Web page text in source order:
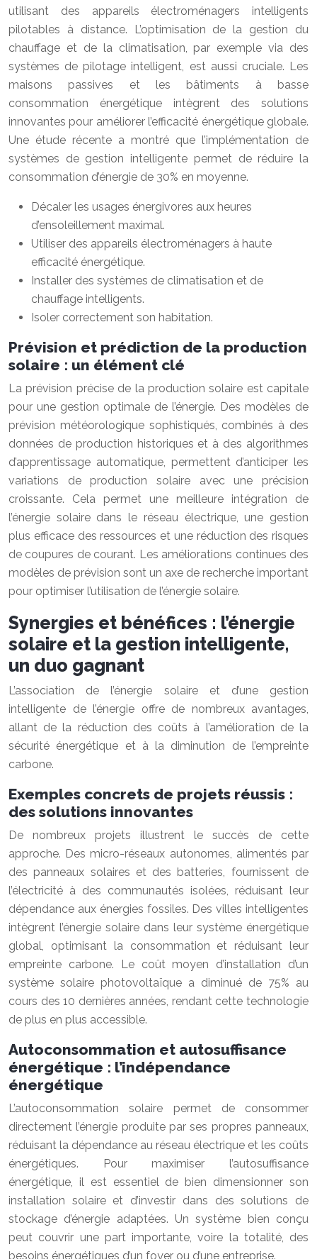
utilisant des appareils électroménagers intelligents
pilotables à distance. L’optimisation de la gestion du
chauffage et de la climatisation, par exemple via des
systèmes de pilotage intelligent, est aussi cruciale. Les
maisons passives et les bâtiments à basse
consommation énergétique intègrent des solutions
innovantes pour améliorer l’efficacité énergétique globale.
Une étude récente a montré que l’implémentation de
systèmes de gestion intelligente permet de réduire la
consommation d’énergie de 30% en moyenne.
Décaler les usages énergivores aux heures
d’ensoleillement maximal.
Utiliser des appareils électroménagers à haute
efficacité énergétique.
Installer des systèmes de climatisation et de
chauffage intelligents.
Isoler correctement son habitation.
Prévision et prédiction de la production
solaire : un élément clé
La prévision précise de la production solaire est capitale
pour une gestion optimale de l’énergie. Des modèles de
prévision météorologique sophistiqués, combinés à des
données de production historiques et à des algorithmes
d’apprentissage automatique, permettent d’anticiper les
variations de production solaire avec une précision
croissante. Cela permet une meilleure intégration de
l’énergie solaire dans le réseau électrique, une gestion
plus efficace des ressources et une réduction des risques
de coupures de courant. Les améliorations continues des
modèles de prévision sont un axe de recherche important
pour optimiser l’utilisation de l’énergie solaire.
Synergies et bénéfices : l’énergie
solaire et la gestion intelligente,
un duo gagnant
L’association de l’énergie solaire et d’une gestion
intelligente de l’énergie offre de nombreux avantages,
allant de la réduction des coûts à l’amélioration de la
sécurité énergétique et à la diminution de l’empreinte
carbone.
Exemples concrets de projets réussis :
des solutions innovantes
De nombreux projets illustrent le succès de cette
approche. Des micro-réseaux autonomes, alimentés par
des panneaux solaires et des batteries, fournissent de
l’électricité à des communautés isolées, réduisant leur
dépendance aux énergies fossiles. Des villes intelligentes
intègrent l’énergie solaire dans leur système énergétique
global, optimisant la consommation et réduisant leur
empreinte carbone. Le coût moyen d’installation d’un
système solaire photovoltaïque a diminué de 75% au
cours des 10 dernières années, rendant cette technologie
de plus en plus accessible.
Autoconsommation et autosuffisance
énergétique : l’indépendance
énergétique
L’autoconsommation solaire permet de consommer
directement l’énergie produite par ses propres panneaux,
réduisant la dépendance au réseau électrique et les coûts
énergétiques. Pour maximiser l’autosuffisance
énergétique, il est essentiel de bien dimensionner son
installation solaire et d’investir dans des solutions de
stockage d’énergie adaptées. Un système bien conçu
peut couvrir une part importante, voire la totalité, des
besoins énergétiques d’un foyer ou d’une entreprise.